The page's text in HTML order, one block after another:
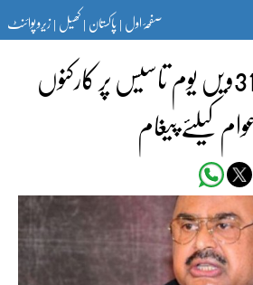
صفحۂ اول|پاکستان|کھیل|زیرو پوائنٹ
الطاف حسین کا 31ویں یوم تاسیس پر کارکنوں
کیلئے پیغام